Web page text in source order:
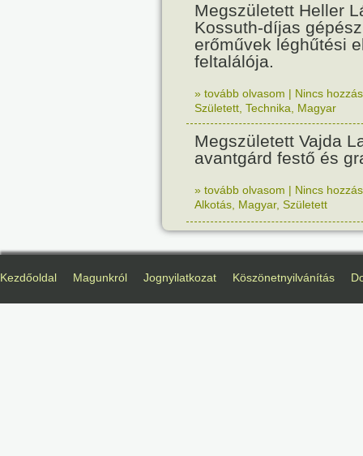
Megszületett Heller
Kossuth-díjas
erőművek léghűtési
feltalálója.
» tovább olvasom | Nincs
Született Technika Magyar
Megszületett Vajda
avantgárd festő és
» tovább olvasom | Nincs
Alkotás Magyar, Született
Kezdőoldal Magunkról Jognyilatkozat Köszönetnyilvánítás